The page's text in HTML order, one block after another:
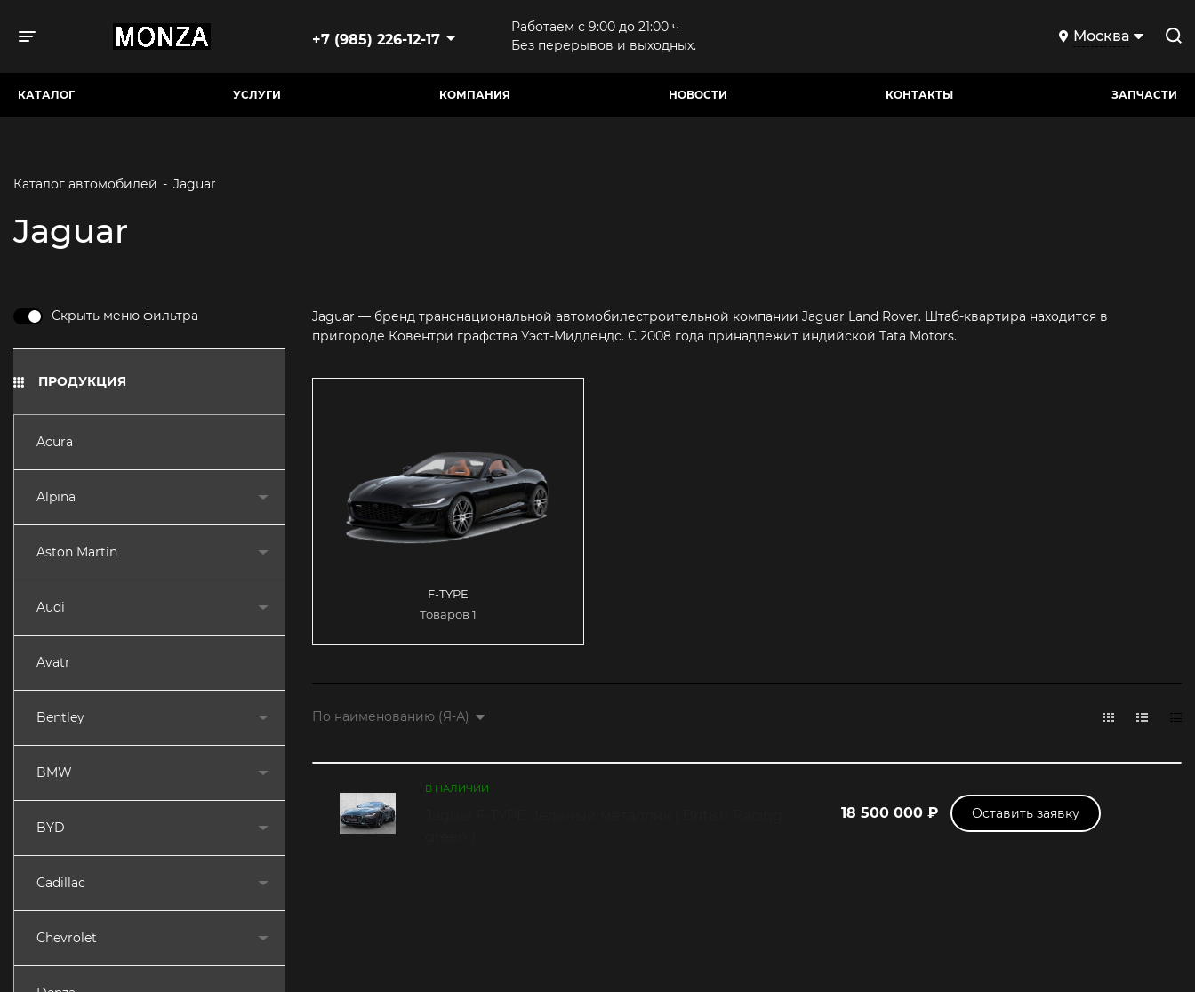
Toggle navigation +7 (985) 226-12-17
Работаем с 9:00 до 21:00 ч
Без перерывов и выходных.
Москва
КАТАЛОГ УСЛУГИ КОМПАНИЯ НОВОСТИ КОНТАКТЫ ЗАПЧАСТИ
Каталог автомобилей - Jaguar
Jaguar
Скрыть меню фильтра
ПРОДУКЦИЯ
Acura
Alpina
Aston Martin
Audi
Avatr
Bentley
BMW
BYD
Cadillac
Chevrolet
Jaguar — бренд транснациональной автомобилестроительной компании Jaguar Land Rover. Штаб-квартира находится в
пригороде Ковентри графства Уэст-Мидлендс. С 2008 года принадлежит индийской Tata Motors.
F-TYPE
Товаров 1
По наименованию (Я-А)
В НАЛИЧИИ
18 500 000 ₽ Оставить заявку